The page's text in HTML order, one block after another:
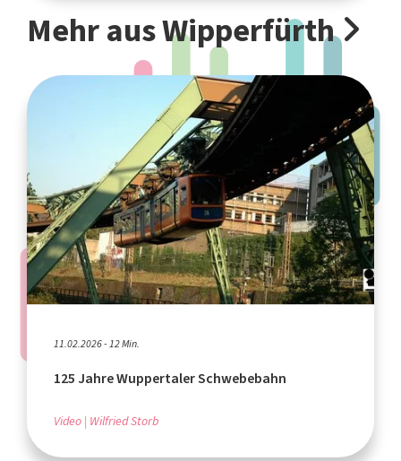
Mehr aus Wipperfürth
11.02.2026 - 12 Min.
125 Jahre Wuppertaler Schwebebahn
Video Wilfried Storb